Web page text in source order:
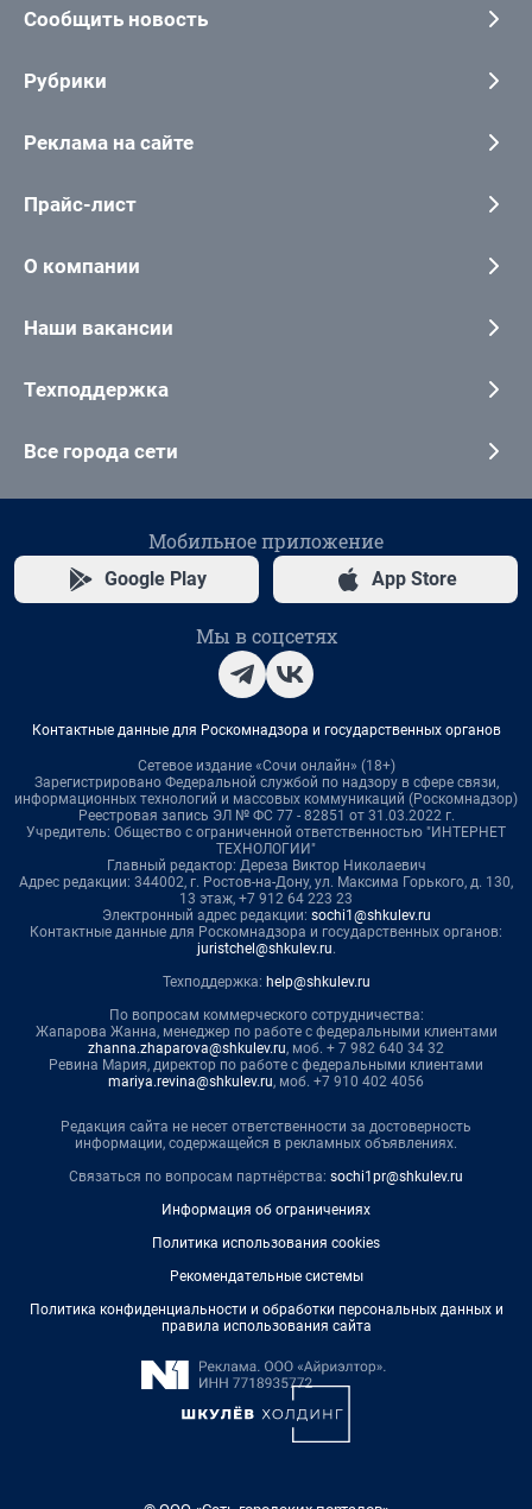
Сообщить новость
Рубрики
Реклама на сайте
Прайс-лист
О компании
Наши вакансии
Техподдержка
Все города сети
Мобильное приложение
Google Play App Store
Мы в соцсетях
Контактные данные для Роскомнадзора и государственных органов
Сетевое издание «Сочи онлайн» (18+)
Зарегистрировано Федеральной службой по надзору в сфере связи,
информационных технологий и массовых коммуникаций (Роскомнадзор)
Реестровая запись ЭЛ № ФС 77 - 82851 от 31.03.2022 г.
Учредитель: Общество с ограниченной ответственностью "ИНТЕРНЕТ
ТЕХНОЛОГИИ"
Главный редактор: Дереза Виктор Николаевич
Адрес редакции: 344002, г. Ростов-на-Дону, ул. Максима Горького, д. 130,
13 этаж, +7 912 64 223 23
Электронный адрес редакции: sochi1@shkulev.ru
Контактные данные для Роскомнадзора и государственных органов:
juristchel@shkulev.ru.
Техподдержка: help@shkulev.ru
По вопросам коммерческого сотрудничества:
Жапарова Жанна, менеджер по работе с федеральными клиентами
zhanna.zhaparova@shkulev.ru, моб. + 7 982 640 34 32
Ревина Мария, директор по работе с федеральными клиентами
mariya.revina@shkulev.ru, моб. +7 910 402 4056
Редакция сайта не несет ответственности за достоверность
информации, содержащейся в рекламных объявлениях.
Связаться по вопросам партнёрства: sochi1pr@shkulev.ru
Информация об ограничениях
Политика использования cookies
Рекомендательные системы
Политика конфиденциальности и обработки персональных данных и
правила использования сайта